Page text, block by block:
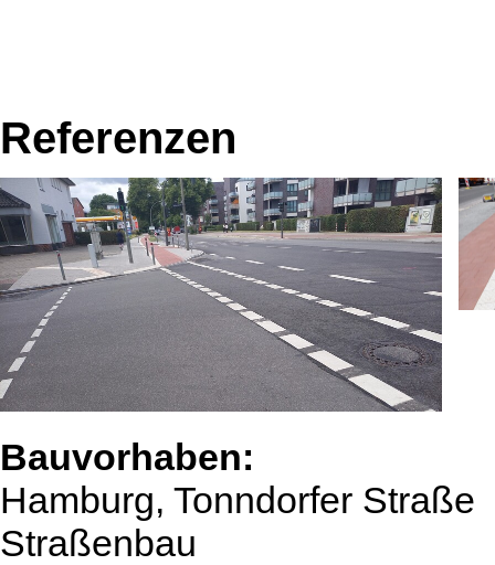
Referenzen
Bauvorhaben:
Hamburg, Tonndorfer Straße
Straßenbau